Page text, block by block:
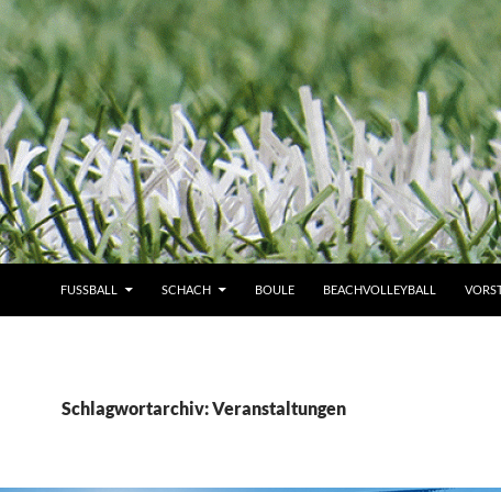
FUSSBALL SCHACH BOULE BEACHVOLLEYBALL
Schlagwortarchiv: Veranstaltungen